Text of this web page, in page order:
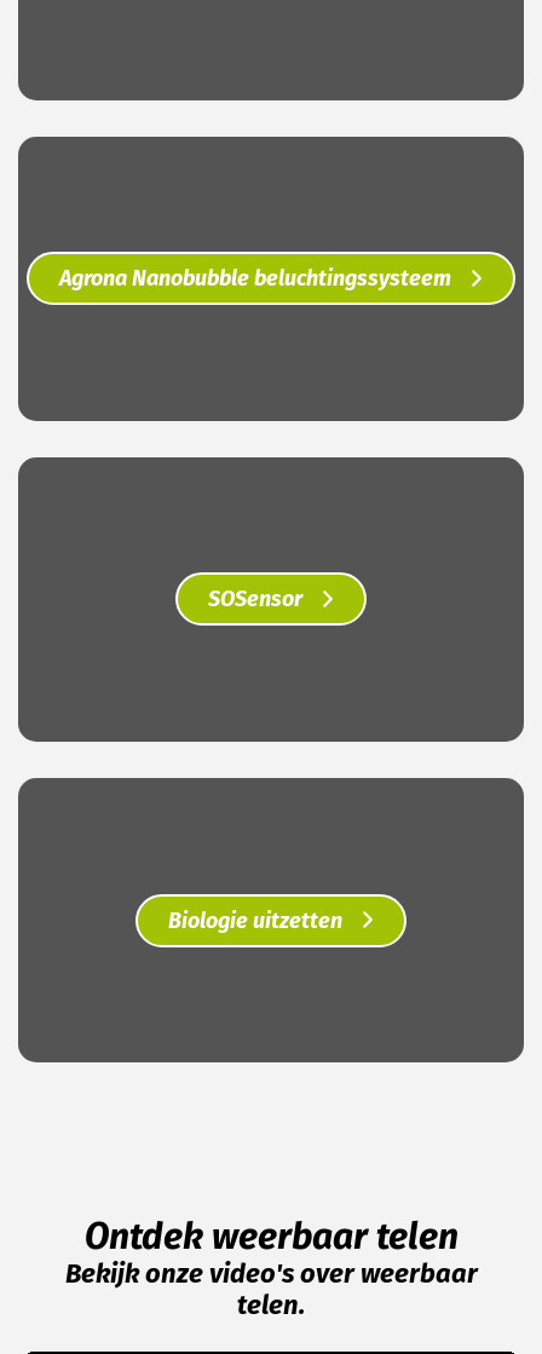
Agrona Nanobubble beluchtingssysteem
SOSensor
Biologie uitzetten
Ontdek weerbaar telen
Bekijk onze video's over weerbaar
telen.